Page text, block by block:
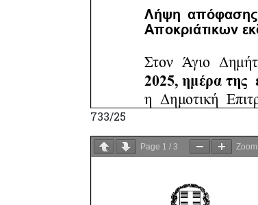
733/25
Page 1 / 3 Zoom